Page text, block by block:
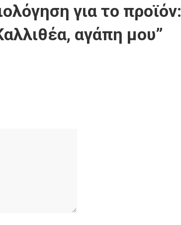
για το προϊόν:
αγάπη μου”